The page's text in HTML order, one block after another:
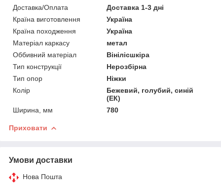
Доставка/Оплата
Доставка 1-3 дні
Країна виготовлення
Україна
Країна походження
Україна
Матеріал каркасу
метал
Оббивний матеріал
Вінілісшкіра
Тип конструкції
Нерозбірна
Тип опор
Ніжки
Колір
Бежевий, голубий, синій
(ЕК)
Ширина, мм
780
Приховати
Умови доставки
Нова Пошта